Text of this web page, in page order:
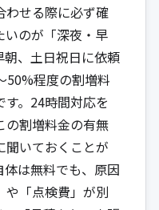
わせる際に必ず確
いのが「深夜・早
、土日祝日に依頼
50%程度の割増料
。24時間対応を
の割増料金の有無
聞いておくことが
は無料でも、原因
や「点検費」が別